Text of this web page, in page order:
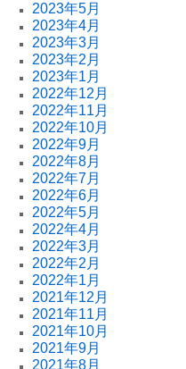
2023年5月
2023年4月
2023年3月
2023年2月
2023年1月
2022年12月
2022年11月
2022年10月
2022年9月
2022年8月
2022年7月
2022年6月
2022年5月
2022年4月
2022年3月
2022年2月
2022年1月
2021年12月
2021年11月
2021年10月
2021年9月
2021年8月